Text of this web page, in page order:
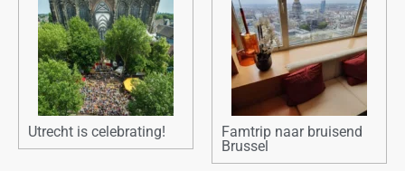
Utrecht is celebrating!
Famtrip naar bruisend
Brussel